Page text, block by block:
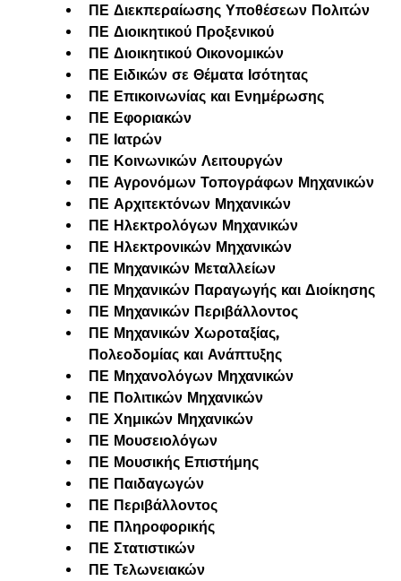
ΠΕ Διεκπεραίωσης Υποθέσεων Πολιτών
ΠΕ Διοικητικού Προξενικού
ΠΕ Διοικητικού Οικονομικών
ΠΕ Ειδικών σε Θέματα Ισότητας
ΠΕ Επικοινωνίας και Ενημέρωσης
ΠΕ Εφοριακών
ΠΕ Ιατρών
ΠΕ Κοινωνικών Λειτουργών
ΠΕ Αγρονόμων Τοπογράφων Μηχανικών
ΠΕ Αρχιτεκτόνων Μηχανικών
ΠΕ Ηλεκτρολόγων Μηχανικών
ΠΕ Ηλεκτρονικών Μηχανικών
ΠΕ Μηχανικών Μεταλλείων
ΠΕ Μηχανικών Παραγωγής και Διοίκησης
ΠΕ Μηχανικών Περιβάλλοντος
ΠΕ Μηχανικών Χωροταξίας,
Πολεοδομίας και Ανάπτυξης
ΠΕ Μηχανολόγων Μηχανικών
ΠΕ Πολιτικών Μηχανικών
ΠΕ Χημικών Μηχανικών
ΠΕ Μουσειολόγων
ΠΕ Μουσικής Επιστήμης
ΠΕ Παιδαγωγών
ΠΕ Περιβάλλοντος
ΠΕ Πληροφορικής
ΠΕ Στατιστικών
ΠΕ Τελωνειακών